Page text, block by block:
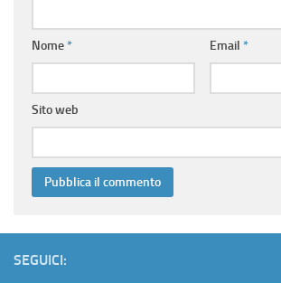
Nome* Email *
Sito web
SEGUICI: